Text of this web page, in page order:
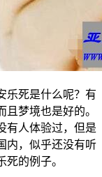
乐死是什么呢？有
梦境也是好的。
有人体验过，但是
内，似乎还没有听
的例子。